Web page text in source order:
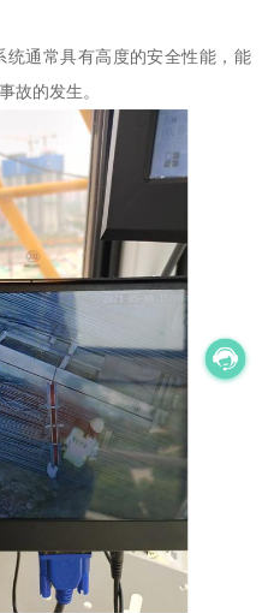
统通常具有高度的安全性能，能
故的发生。